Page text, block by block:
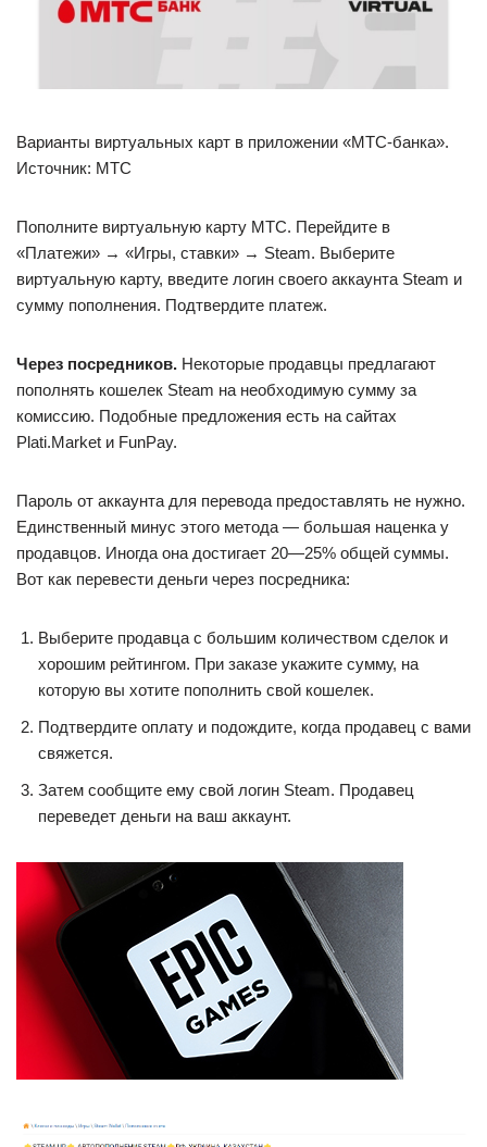
Варианты виртуальных карт в приложении «МТС-банка».
Источник: МТС
Пополните виртуальную карту МТС. Перейдите в
«Платежи» → «Игры, ставки» → Steam. Выберите
виртуальную карту, введите логин своего аккаунта Steam и
сумму пополнения. Подтвердите платеж.
Через посредников. Некоторые продавцы предлагают
пополнять кошелек Steam на необходимую сумму за
комиссию. Подобные предложения есть на сайтах
Plati.Market и FunPay.
Пароль от аккаунта для перевода предоставлять не нужно.
Единственный минус этого метода — большая наценка у
продавцов. Иногда она достигает 20—25% общей суммы.
Вот как перевести деньги через посредника:
Выберите продавца с большим количеством сделок и
хорошим рейтингом. При заказе укажите сумму, на
которую вы хотите пополнить свой кошелек.
Подтвердите оплату и подождите, когда продавец с вами
свяжется.
Затем сообщите ему свой логин Steam. Продавец
переведет деньги на ваш аккаунт.